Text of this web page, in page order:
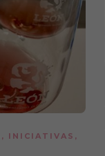
, INICIATIVAS ,